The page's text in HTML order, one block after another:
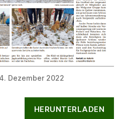
Dezember 2022
HERUNTERLADEN